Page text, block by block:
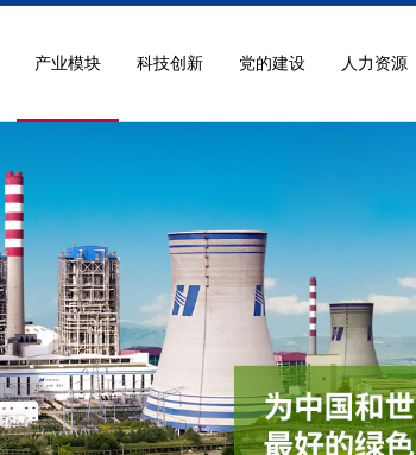
产业模块 科技创新 党的建设 人力资源